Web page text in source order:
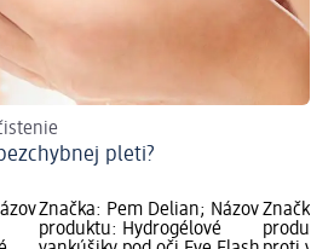
pleti?
Značka: Pem Delian; Názov
produktu: Hydrogélové
Značka: